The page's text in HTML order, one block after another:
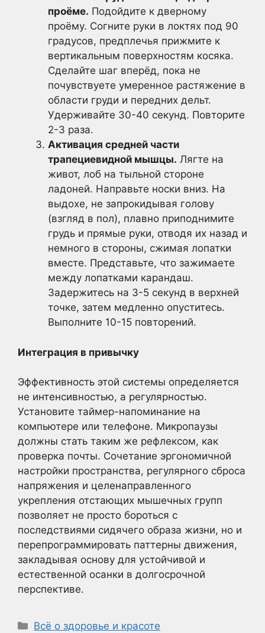
проёме. Подойдите к дверному
проёму. Согните руки в локтях под 90
градусов, предплечья прижмите к
вертикальным поверхностям косяка.
Сделайте шаг вперёд, пока не
почувствуете умеренное растяжение в
области груди и передних дельт.
Удерживайте 30-40 секунд. Повторите
2-3 раза.
Активация средней части
трапециевидной мышцы. Лягте на
живот, лоб на тыльной стороне
ладоней. Направьте носки вниз. На
выдохе, не запрокидывая голову
(взгляд в пол), плавно приподнимите
грудь и прямые руки, отводя их назад и
немного в стороны, сжимая лопатки
вместе. Представьте, что зажимаете
между лопатками карандаш.
Задержитесь на 3-5 секунд в верхней
точке, затем медленно опуститесь.
Выполните 10-15 повторений.
Интеграция в привычку
Эффективность этой системы определяется
не интенсивностью, а регулярностью.
Установите таймер-напоминание на
компьютере или телефоне. Микропаузы
должны стать таким же рефлексом, как
проверка почты. Сочетание эргономичной
настройки пространства, регулярного сброса
напряжения и целенаправленного
укрепления отстающих мышечных групп
позволяет не просто бороться с
последствиями сидячего образа жизни, но и
перепрограммировать паттерны движения,
закладывая основу для устойчивой и
естественной осанки в долгосрочной
перспективе.
Рубрики
Всё о здоровье и красоте